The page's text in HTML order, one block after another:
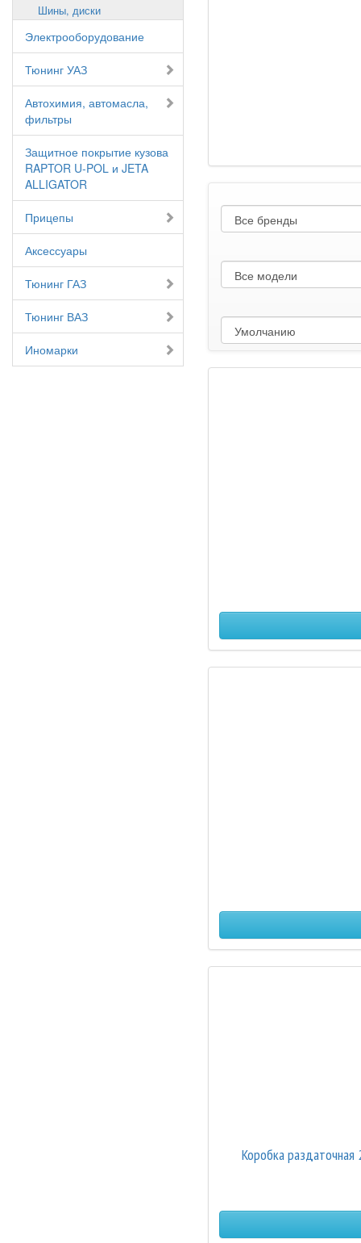
Шины, диски
Электрооборудование
Тюнинг УАЗ
Автохимия, автомасла,
фильтры
Защитное покрытие кузова
RAPTOR U-POL и JETA
ALLIGATOR
Прицепы
Аксессуары
Тюнинг ГАЗ
Тюнинг ВАЗ
Иномарки
Коробка